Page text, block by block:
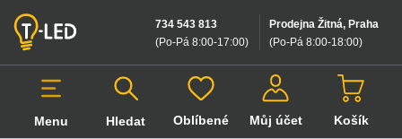
Prodejna Žitná, Praha
(Po-Pá 8:00-18:00)
734 543 813
(Po-Pá 8:00-17:00)
Menu Hledat Oblíbené Můj účet Košík